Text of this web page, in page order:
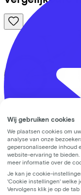
Cube AMS
600X
Leaseprijs p/m vanaf
€136,56
Bespaar€1.062,87
Bekijk
Wij gebruiken cookies
We plaatsen cookies om
analyse van onze
gepersonaliseerde inhoud
website-ervaring te
meer informatie over de
Je kan je cookie-
'Cookie instellingen' welke
Vervolgens klik je op de tab